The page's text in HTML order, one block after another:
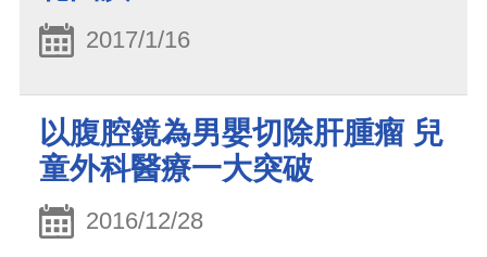
2017/1/16
以腹腔鏡為男嬰切除肝腫瘤 兒
童外科醫療一大突破
2016/12/28